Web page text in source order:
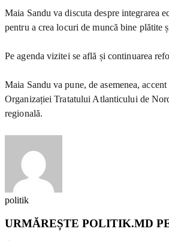
Maia Sandu va discuta despre integrarea
pentru a crea locuri de muncă bine plătite
Pe agenda vizitei se află și continuarea
Maia Sandu va pune, de asemenea,
Organizației Tratatului Atlanticului de
regională.
politik
URMĂREȘTE POLITIK.MD